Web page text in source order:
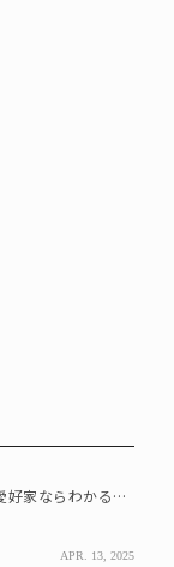
ロレックスなのに「ペプシ」? 愛好家ならわかるモデルの愛称とは
APR. 13, 2025